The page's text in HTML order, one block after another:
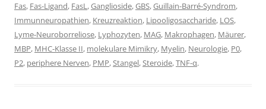
Fas, Fas-Ligand, FasL,Ganglioside,GBS,Guillain-Barré-Syndrom,
Immunneuropathien, Kreuzreaktion, Lipooligosaccharide, LOS,
Lyme-Neuroborreliose, Lyphozyten, MAG, Makrophagen, Mäurer,
MBP, MHC-Klasse II, molekulare Mimikry, Myelin, Neurologie, P0,
P2, periphere Nerven, PMP,Stangel,Steroide,TNF-α.